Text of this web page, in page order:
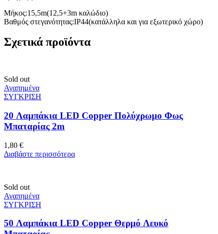
Μήκος:15,5m(12,5+3m καλώδιο)
Βαθμός στεγανότητας:IP44(κατάλληλα και για εξωτερικό χώρο)
Σχετικά προϊόντα
Sold out
Αγαπημένα
ΣΥΓΚΡΙΣΗ
20 Λαμπάκια LED Copper Πολύχρωμο Φως
Μπαταρίας 2m
1,80 €
Διαβάστε περισσότερα
Sold out
Αγαπημένα
ΣΥΓΚΡΙΣΗ
50 Λαμπάκια LED Copper Θερμό Λευκό